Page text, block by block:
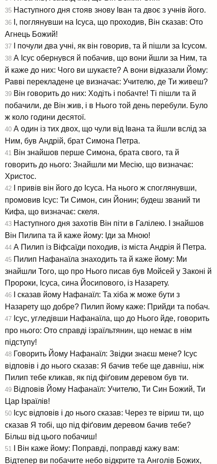
35 Наступного дня стояв знову Іван та двоє з учнів його.
36 І, поглянувши на Ісуса, що проходив, Він сказав: Ото
Агнець Божий!
37 І почули два учні, як він говорив, та й пішли за Ісусом.
38 А Ісус обернувся й побачив, що вони йшли за Ним, та
й каже до них: Чого ви шукаєте? А вони відказали Йому:
Равві перекладене це визначає: Учителю, де Ти живеш?
39 Він говорить до них: Ходіть і побачте! Ті пішли та й
побачили, де Він жив, і в Нього той день перебули. Було
ж коло години десятої.
40 А один із тих двох, що чули від Івана та йшли вслід за
Ним, був Андрій, брат Симона Петра.
41 Він знайшов перше Симона, брата свого, та й
говорить до нього: Знайшли ми Месію, що визначає:
Христос.
42 І привів він його до Ісуса. На нього ж споглянувши,
промовив Ісус: Ти Симон, син Йонин; будеш званий ти
Кифа, що визначає: скеля.
43 Наступного дня захотів Він піти в Галілею. І знайшов
Він Пилипа та й каже йому: Іди за Мною!
44 А Пилип із Віфсаїди походив, із міста Андрія й Петра.
45 Пилип Нафанаїла знаходить та й каже йому: Ми
знайшли Того, що про Нього писав був Мойсей у Законі й
Пророки, Ісуса, сина Йосипового, із Назарету.
46 І сказав йому Нафанаїл: Та хіба ж може бути з
Назарету що добре? Пилип йому каже: Прийди та побач.
47 Ісус, угледівши Нафанаїла, що до Нього йде, говорить
про нього: Ото справді ізраїльтянин, що немає в нім
підступу!
48 Говорить Йому Нафанаїл: Звідки знаєш мене? Ісус
відповів і до нього сказав: Я бачив тебе ще давніш, ніж
Пилип тебе кликав, як під фіґовим деревом був ти.
49 Відповів Йому Нафанаїл: Учителю, Ти Син Божий, Ти
Цар Ізраїлів!
50 Ісус відповів і до нього сказав: Через те віриш ти, що
сказав Я тобі, що під фіґовим деревом бачив тебе?
Більш від цього побачиш!
51
І Він каже йому: Поправді, поправді кажу вам:
Відтепер ви побачите небо відкрите та Анголів Божих,